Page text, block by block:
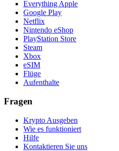
Everything Apple
Google Play
Netflix
Nintendo eShop
PlayStation Store
Steam
Xbox
eSIM
Flüge
Aufenthalte
Fragen
Krypto Ausgeben
Wie es funktioniert
Hilfe
Kontaktieren Sie uns